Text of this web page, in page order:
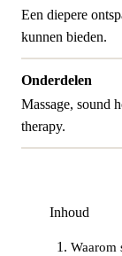
Een diepere
kunnen bieden.
Onderdelen
Massage, sound
therapy.
Inhoud
Waarom